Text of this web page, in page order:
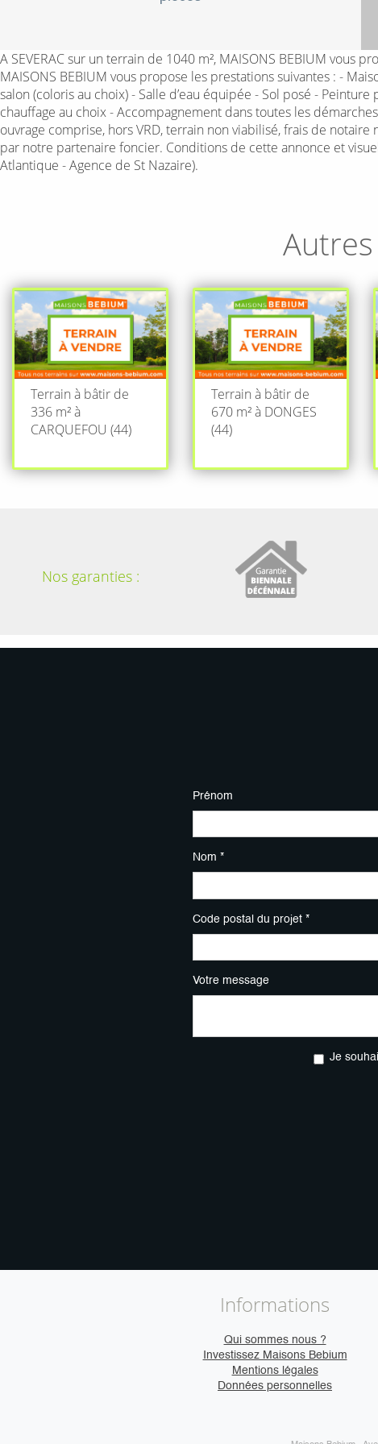
A SEVERAC sur un terrain de 1040 m², MAISONS BEBIUM
MAISONS BEBIUM vous propose les prestations suivantes : -
salon (coloris au choix) - Salle d’eau équipée - Sol posé -
chauffage au choix - Accompagnement dans toutes les
ouvrage comprise, hors VRD, terrain non viabilisé, frais de
par notre partenaire foncier. Conditions de cette annonce et
Atlantique - Agence de St Nazaire).
Terrain à bâtir de
336 m² à
CARQUEFOU (44)
Terrain à bâtir de
670 m² à DONGES
(44)
Nos garanties :
Prénom
Nom *
Code postal du projet *
Votre message
Je
Informations
Qui sommes nous ?
Investissez Maisons Bebium
Mentions légales
Données personnelles